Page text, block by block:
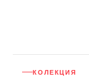
КОЛЕКЦИЯ